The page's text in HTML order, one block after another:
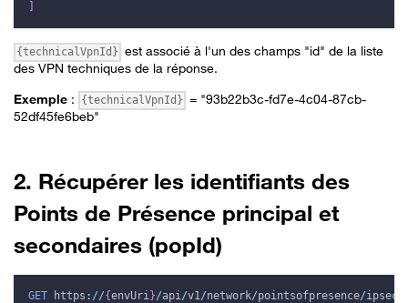
{technicalVpnId} est associé à l'un des champs "id" de la liste
des VPN techniques de la réponse.
Exemple : {technicalVpnId} = "93b22b3c-fd7e-4c04-87cb-
52df45fe6beb"
2. Récupérer les identifiants des
Points de Présence principal et
secondaires (popId)
GET https : //{envUri}/api/v1/network/pointsofpresence/ipsec